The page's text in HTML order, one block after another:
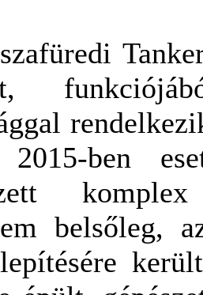
2015-ben
belsőleg,